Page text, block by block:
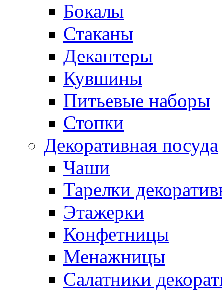
Бокалы
Стаканы
Декантеры
Кувшины
Питьевые наборы
Стопки
Декоративная посуда
Чаши
Тарелки
Этажерки
Конфетницы
Менажницы
Салатники